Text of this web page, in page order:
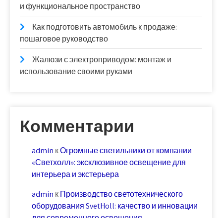
и функциональное пространство
Как подготовить автомобиль к продаже:
пошаговое руководство
Жалюзи с электроприводом: монтаж и
использование своими руками
Комментарии
admin кОгромные светильники от компании
«Светхолл»: эксклюзивное освещение для
интерьера и экстерьера
admin кПроизводство светотехнического
оборудования SvetHoll: качество и инновации